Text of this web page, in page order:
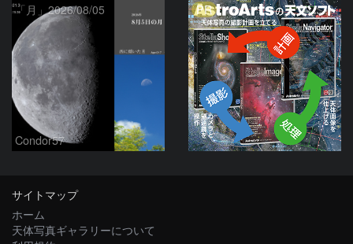
「月」2026/08/05
Condor57
PR
サイトマップ
ホーム
天体写真ギャラリーについて